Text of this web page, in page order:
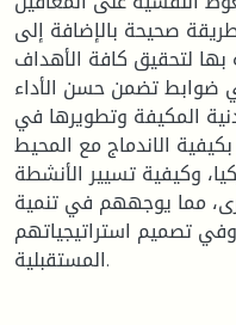
صحيحة بالإضافة إلى
لتحقيق كافة الأهداف
ضوابط تضمن حسن الأداء.
المكيفة وتطويرها في
الاندماج مع المحيط
وكيفية تسيير الأنشطة
مما يوجههم في تنمية
وفي تصميم استراتيجياتهم
المستقبلية.